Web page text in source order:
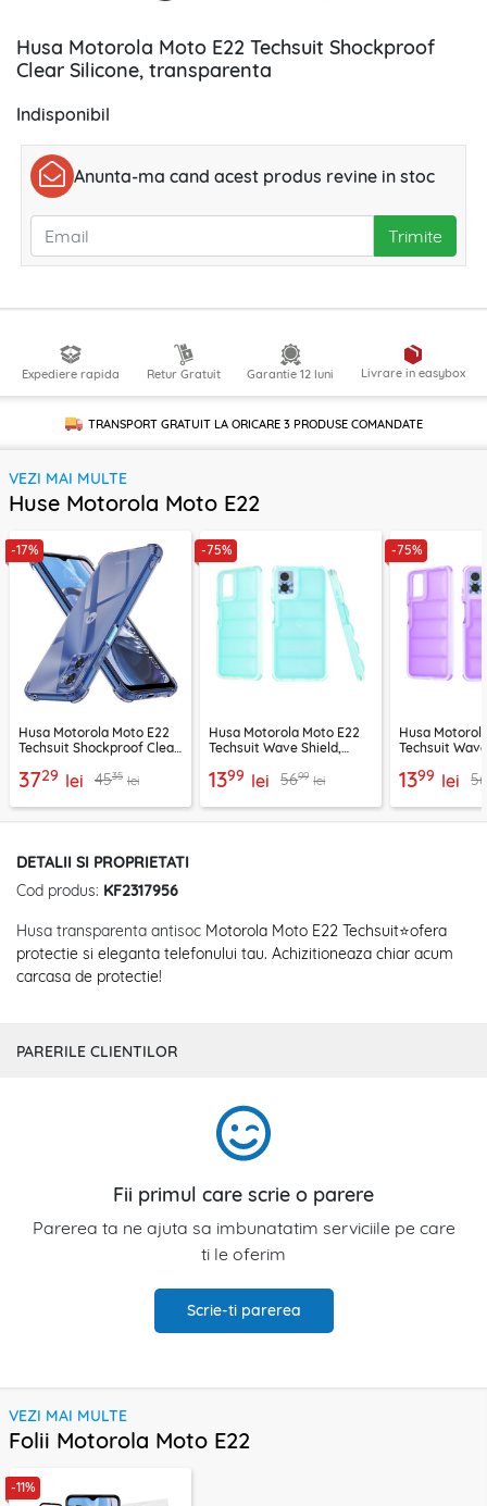
Husa Motorola Moto E22 Techsuit Shockproof
Clear Silicone, transparenta
Indisponibil
Anunta-ma cand acest produs revine in stoc
Trimite
Expediere rapida Retur Gratuit Garantie 12 luni Livrare in easybox
TRANSPORT GRATUIT LA ORICARE 3 PRODUSECOMANDATE
VEZI MAI MULTE
Huse Motorola Moto E22
-17%
Husa Motorola Moto E22
Techsuit Shockproof Clear
3729 lei 4535 lei
-75%
Husa Motorola Moto E22
Techsuit Wave Shield,
1399 lei 5699 lei
-75%
Husa
Techsuit
1399 lei
DETALII SI PROPRIETATI
Cod produs: KF2317956
Husa transparenta antisoc Motorola Moto E22 Techsuit⭐ofera
protectie si eleganta telefonului tau. Achizitioneaza chiar acum
carcasa de protectie!
PARERILE CLIENTILOR
Fii primul care scrie o parere
Parerea ta ne ajuta sa imbunatatim serviciile pe care
ti le oferim
Scrie-ti parerea
VEZI MAI MULTE
Folii Motorola Moto E22
-11%